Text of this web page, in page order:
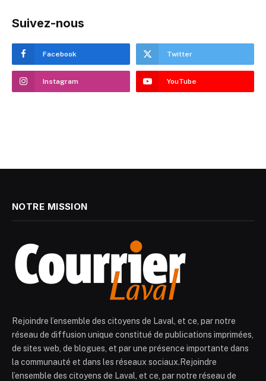
Suivez-nous
Facebook Twitter
Instagram YouTube
NOTRE MISSION
Rejoindre l’ensemble des citoyens de Laval, et ce, par notre
réseau de diffusion unique constitué de publications imprimées,
de sites web, de blogues, et par une présence importante dans
la communauté et dans les réseaux sociaux.Rejoindre
l’ensemble des citoyens de Laval, et ce, par notre réseau de